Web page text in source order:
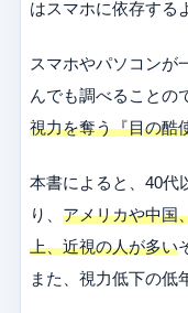
はスマホに依存する
スマホやパソコンが
んでも調べることの
視力を奪う『目の酷
本書によると、40代
り、 アメリカや中国
上、近視の人が多い
また、視力低下の低